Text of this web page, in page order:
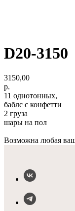
D20-3150
3150,00
р.
11 однотонных,
баблс с конфетти
2 груза
шары на пол
Возможна любая